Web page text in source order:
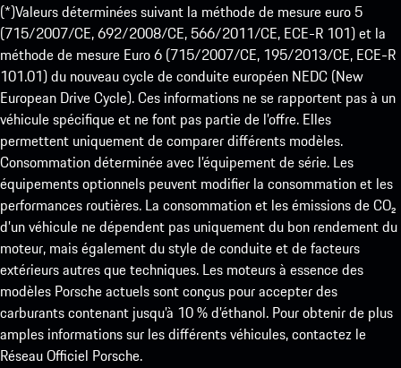
(*)Valeurs déterminées suivant la méthode de mesure euro 5
(715/2007/CE, 692/2008/CE, 566/2011/CE, ECE-R 101) et la
méthode de mesure Euro 6 (715/2007/CE, 195/2013/CE, ECE-R
101.01) du nouveau cycle de conduite européen NEDC (New
European Drive Cycle). Ces informations ne se rapportent pas à un
véhicule spécifique et ne font pas partie de l’offre. Elles
permettent uniquement de comparer différents modèles.
Consommation déterminée avec l’équipement de série. Les
équipements optionnels peuvent modifier la consommation et les
performances routières. La consommation et les émissions de CO₂
d’un véhicule ne dépendent pas uniquement du bon rendement du
moteur, mais également du style de conduite et de facteurs
extérieurs autres que techniques. Les moteurs à essence des
modèles Porsche actuels sont conçus pour accepter des
carburants contenant jusqu’à 10 % d’éthanol. Pour obtenir de plus
amples informations sur les différents véhicules, contactez le
Réseau Officiel Porsche.